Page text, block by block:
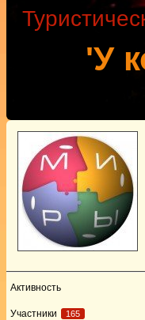
'У
Активность
Участники 165